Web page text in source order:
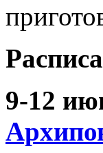
9-12